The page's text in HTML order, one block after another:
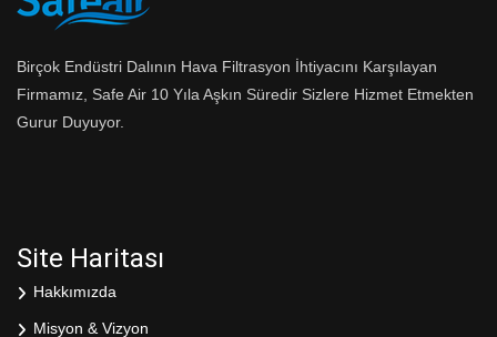
Birçok Endüstri Dalının Hava Filtrasyon İhtiyacını Karşılayan
Firmamız, Safe Air 10 Yıla Aşkın Süredir Sizlere Hizmet Etmekten
Gurur Duyuyor.
Site Haritası
Hakkımızda
Misyon & Vizyon